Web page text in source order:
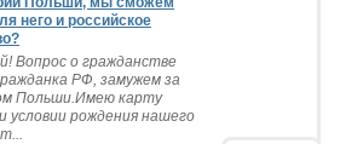
него и российское
Вопрос о гражданстве
РФ, замужем за
Польши.Имею карту
условии рождения нашего